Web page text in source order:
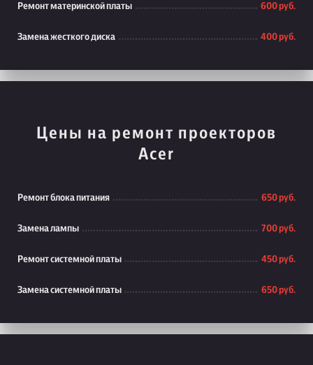
Ремонт материнской платы 600 руб.
Замена жесткого диска 400 руб.
Цены на ремонт проекторов
Acer
Ремонт блока питания 650 руб.
Замена лампы 700 руб.
Ремонт системной платы 450 руб.
Замена системной платы 650 руб.